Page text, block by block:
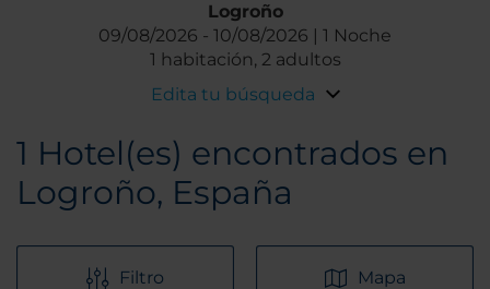
Logroño
09/08/2026
10/08/2026
1 Noche
1 habitación, 2 adultos
Edita tu búsqueda
1 Hotel(es) encontrados en
Logroño, España
Filtro Mapa